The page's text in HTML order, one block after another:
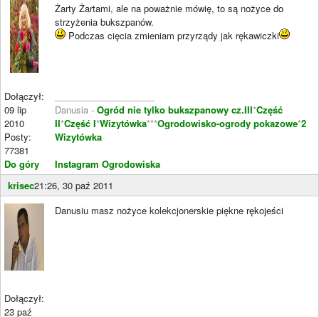
Dołączył:
09 lip
2010
Posty:
77381
Do góry
Żarty Żartami, ale na poważnie mówię, to są nożyce do
strzyżenia bukszpanów.
Podczas cięcia zmieniam przyrządy jak rękawiczki
Danusia - Ogród nie tylko bukszpanowy cz.III*Część
II*Część I*Wizytówka***Ogrodowisko-ogrody pokazowe*2
Wizytówka
Instagram Ogrodowiska
krisec21:26, 30 paź 2011
Dołączył:
23 paź
Danusiu masz nożyce kolekcjonerskie piękne rękojeści